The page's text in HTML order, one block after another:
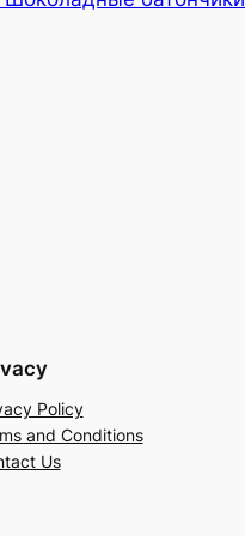
Policy
and Conditions
Us